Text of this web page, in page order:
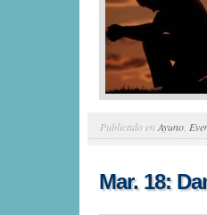
Publicado en Ayuno
Mar. 18: